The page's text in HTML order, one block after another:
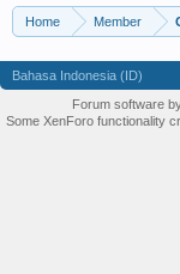
Home Member
Bahasa Indonesia (ID)
Forum software
Some XenForo functionality